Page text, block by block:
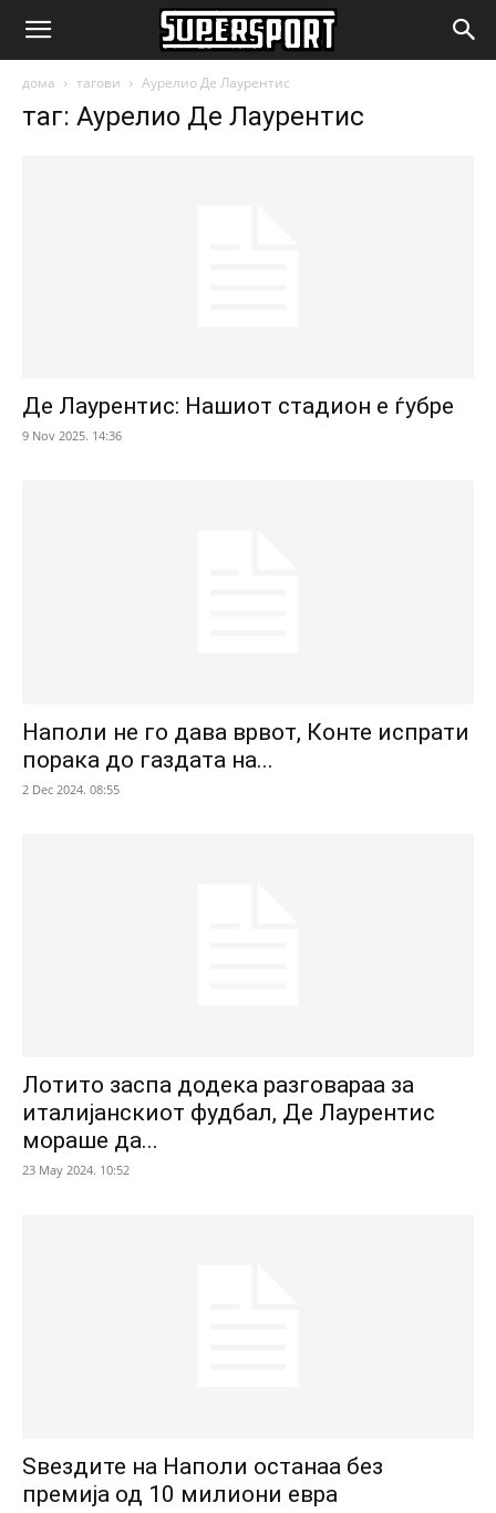
SuperSport.mk
дома тагови Аурелио Де Лаурентис
таг: Аурелио Де Лаурентис
Де Лаурентис: Нашиот стадион е ѓубре
9 Nov 2025. 14:36
Наполи не го дава врвот, Конте испрати
порака до газдата на...
2 Dec 2024. 08:55
Лотито заспа додека разговараа за
италијанскиот фудбал, Де Лаурентис
мораше да...
23 May 2024. 10:52
Ѕвездите на Наполи останаа без
премија од 10 милиони евра